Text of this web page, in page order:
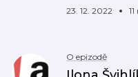
23. 12. 2022
O epizodě